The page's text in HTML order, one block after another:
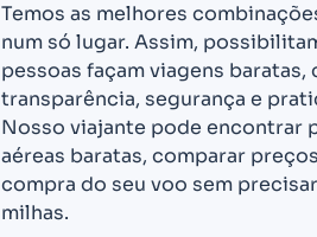
Temos as melhores
num só lugar. Assim,
pessoas façam viagens baratas,
transparência, segurança e
Nosso viajante pode encontrar
aéreas baratas, comparar
compra do seu voo sem
milhas.